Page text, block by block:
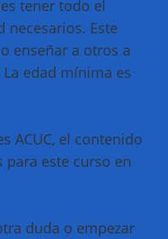
tener todo el
Este
enseñar a otros a
edad mínima es
ACUC, el contenido
este curso en
duda o empezar